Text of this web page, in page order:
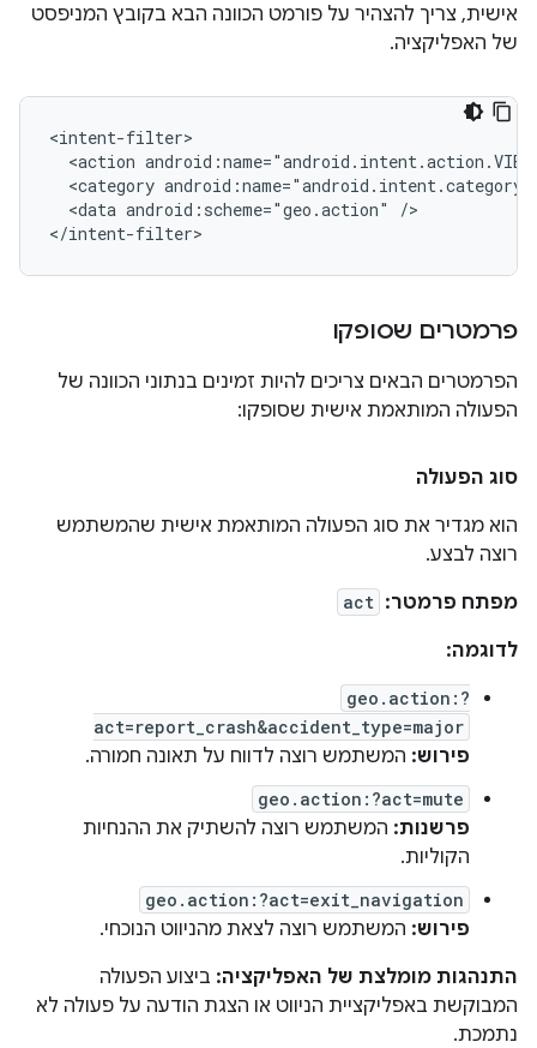
אישית, צריך להצהיר על פורמט הכוונה הבא בקובץ המניפסט
של האפליקציה.
<intent-filter>
<action
<category
  <data android:scheme="geo.action" />
פרמטרים שסופקו
הפרמטרים הבאים צריכים להיות זמינים בנתוני הכוונה של
הפעולה המותאמת אישית שסופקו:
סוג הפעולה
הוא מגדיר את סוג הפעולה המותאמת אישית שהמשתמש
רוצה לבצע.
מפתח פרמטר: act
לדוגמה:
geo.action:?
act=report_crash&accident_type=major
פירוש: המשתמש רוצה לדווח על תאונה חמורה.
geo.action:?act=mute
פרשנות: המשתמש רוצה להשתיק את ההנחיות
הקוליות.
geo.action:?act=exit_navigation
פירוש: המשתמש רוצה לצאת מהניווט הנוכחי.
התנהגות מומלצת של האפליקציה: ביצוע הפעולה
המבוקשת באפליקציית הניווט או הצגת הודעה על פעולה לא
נתמכת.